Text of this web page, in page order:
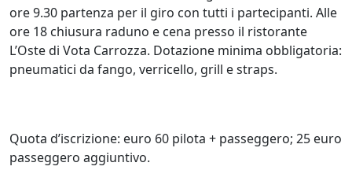
ore 9.30 partenza per il giro con tutti i partecipanti. Alle
ore 18 chiusura raduno e cena presso il ristorante
L’Oste di Vota Carrozza. Dotazione minima obbligatoria:
pneumatici da fango, verricello, grill e straps.
Quota d’iscrizione: euro 60 pilota + passeggero; 25 euro
passeggero aggiuntivo.